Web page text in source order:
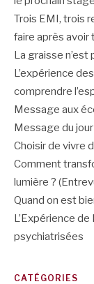
Trois EMI, trois
faire après avoir
La graisse n’est
L’expérience
comprendre
Message aux
Message du jour
Choisir de vivre
Comment
lumière ?
Quand on est
L’Expérience
psychiatrisées
CATÉGORIES